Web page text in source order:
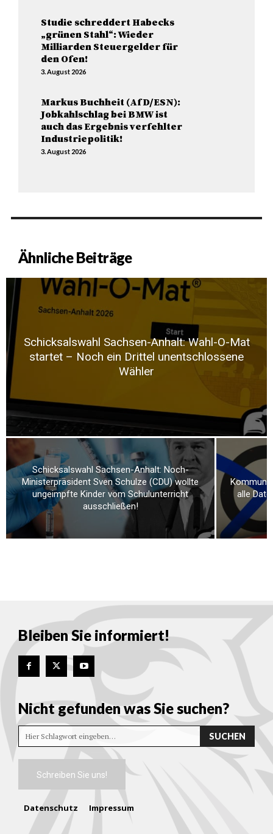
Studie schreddert Habecks
„grünen Stahl“: Wieder
Milliarden Steuergelder für
den Ofen!
3. August 2026
Markus Buchheit (AfD/ESN):
Jobkahlschlag bei BMW ist
auch das Ergebnis verfehlter
Industriepolitik!
3. August 2026
Ähnliche Beiträge
Schicksalswahl Sachsen-Anhalt: Wahl-O-Mat
startet – Noch ein Drittel unentschlossene
Wähler
Schicksalswahl Sachsen-Anhalt: Noch-
Ministerpräsident Sven Schulze (CDU) wollte
ungeimpfte Kinder vom Schulunterricht
ausschließen!
alle
Bleiben Sie informiert!
Nicht gefunden was Sie suchen?
Hier Schlagwort eingeben… SUCHEN
Schreiben Sie uns!
Datenschutz Impressum